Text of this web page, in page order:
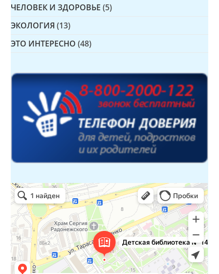
ЧЕЛОВЕК И ЗДОРОВЬЕ (5)
ЭКОЛОГИЯ (13)
ЭТО ИНТЕРЕСНО (48)
Детская библиотека № 14 Дружбы народов
Библиотека в Севастополе